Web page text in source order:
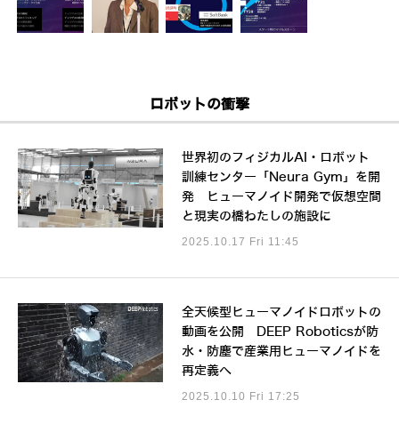
ロボットの衝撃
世界初のフィジカルAI・ロボット
訓練センター「Neura Gym」を開
発 ヒューマノイド開発で仮想空間
と現実の橋わたしの施設に
2025.10.17 Fri 11:45
全天候型ヒューマノイドロボットの
動画を公開 DEEP Roboticsが防
水・防塵で産業用ヒューマノイドを
再定義へ
2025.10.10 Fri 17:25